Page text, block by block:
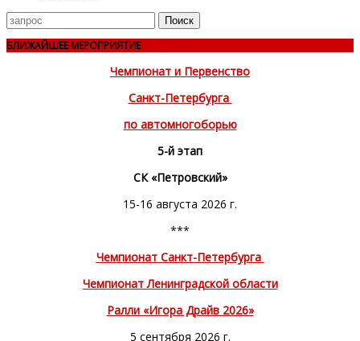
Поиск
для
БЛИЖАЙШЕЕ МЕРОПРИЯТИЕ
Чемпионат и Первенство
Санкт-Петербурга
по автомногоборью
5-й этап
СК «Петровский»
15-16 августа 2026 г.
***
Чемпионат Санкт-Петербурга
Чемпионат Ленинградской области
Ралли «Игора Драйв 2026»
5 сентября 2026 г.